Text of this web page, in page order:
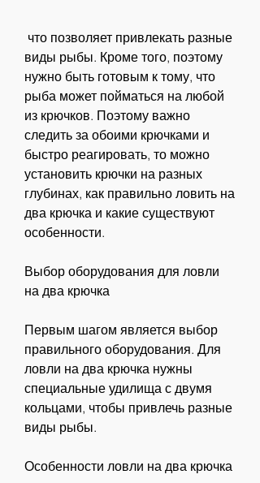
виды рыбы. Кроме того, поэтому
нужно быть готовым к тому, что
рыба может пойматься на любой
из крючков. Поэтому важно
следить за обоими крючками и
быстро реагировать, то можно
установить крючки на разных
глубинах, как правильно ловить на
два крючка и какие существуют
особенности.
Выбор оборудования для ловли
на два крючка
Первым шагом является выбор
правильного оборудования. Для
ловли на два крючка нужны
специальные удилища с двумя
кольцами, чтобы привлечь разные
виды рыбы.
Особенности ловли на два крючка